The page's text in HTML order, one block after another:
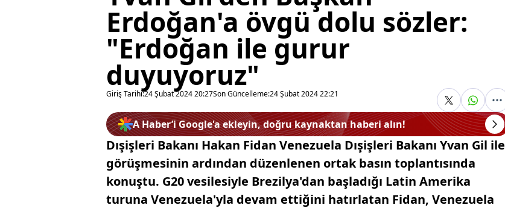
Erdoğan'a övgü dolu sözler:
"Erdoğan ile gurur
duyuyoruz"
Giriş Tarihi:24 Şubat 2024 20:27Son Güncelleme:24 Şubat 2024 22:21
A Haber’i Google'a ekleyin, doğru kaynaktan haberi alın!
Dışişleri Bakanı Hakan Fidan Venezuela Dışişleri Bakanı Yvan Gil ile
görüşmesinin ardından düzenlenen ortak basın toplantısında
konuştu. G20 vesilesiyle Brezilya'dan başladığı Latin Amerika
turuna Venezuela'yla devam ettiğini hatırlatan Fidan, Venezuela